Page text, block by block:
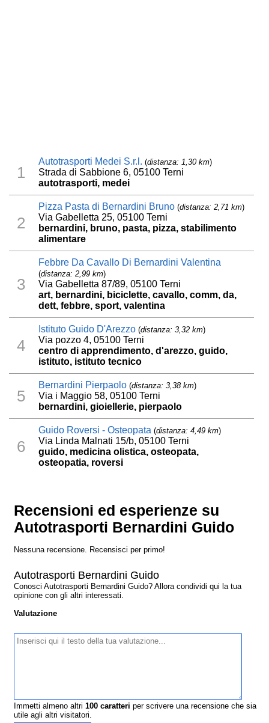
1
Autotrasporti Medei S.r.l. (distanza: 1,30 km)
Strada di Sabbione 6, 05100 Terni
autotrasporti, medei
2
Pizza Pasta di Bernardini Bruno (distanza: 2,71 km)
Via Gabelletta 25, 05100 Terni
bernardini, bruno, pasta, pizza, stabilimento
alimentare
3
Febbre Da Cavallo Di Bernardini Valentina
(distanza: 2,99 km)
Via Gabelletta 87/89, 05100 Terni
art, bernardini, biciclette, cavallo, comm, da,
dett, febbre, sport, valentina
4
Istituto Guido D'Arezzo (distanza: 3,32 km)
Via pozzo 4, 05100 Terni
centro di apprendimento, d'arezzo, guido,
istituto, istituto tecnico
5
Bernardini Pierpaolo (distanza: 3,38 km)
Via i Maggio 58, 05100 Terni
bernardini, gioiellerie, pierpaolo
6
Guido Roversi - Osteopata (distanza: 4,49 km)
Via Linda Malnati 15/b, 05100 Terni
guido, medicina olistica, osteopata,
osteopatia, roversi
Recensioni ed esperienze su
Autotrasporti Bernardini Guido
Nessuna recensione. Recensisci per primo!
Autotrasporti Bernardini Guido
Conosci Autotrasporti Bernardini Guido? Allora condividi qui la tua
opinione con gli altri interessati.
Valutazione
Immetti almeno altri100 caratteri per scrivere una recensione che sia
utile agli altri visitatori.